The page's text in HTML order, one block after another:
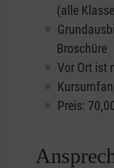
(alle
Broschüre
Vor Ort ist
Preis: